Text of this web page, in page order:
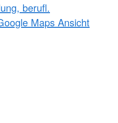
berufl.
Maps Ansicht